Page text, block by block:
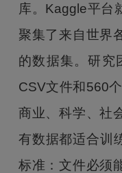
库。Kaggle平台
聚集了来自世界
的数据集。研究
CSV文件和560
商业、科学、社
有数据都适合训
标准：文件必须